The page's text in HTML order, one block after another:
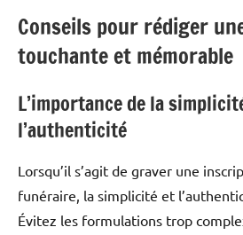
Conseils pour rédiger
touchante et mémorable
L’importance de la
l’authenticité
Lorsqu’il s’agit de graver une
funéraire, la simplicité et
Évitez les formulations trop